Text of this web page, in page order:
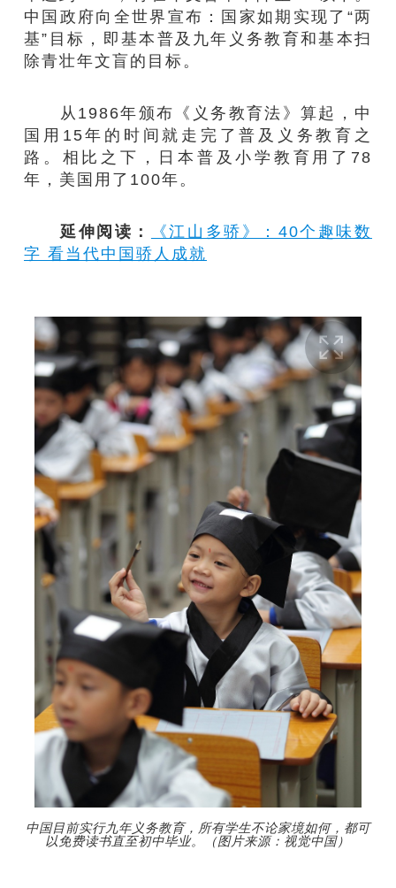
中国政府向全世界宣布：国家如期实现了“两
基”目标，即基本普及九年义务教育和基本扫
除青壮年文盲的目标。
从1986年颁布《义务教育法》算起，中
国用15年的时间就走完了普及义务教育之
路。相比之下，日本普及小学教育用了78
年，美国用了100年。
延伸阅读：
《江山多骄》：40个趣味数
字 看当代中国骄人成就
中国目前实行九年义务教育，所有学生不论家境如何，都可
以免费读书直至初中毕业。（图片来源：视觉中国）